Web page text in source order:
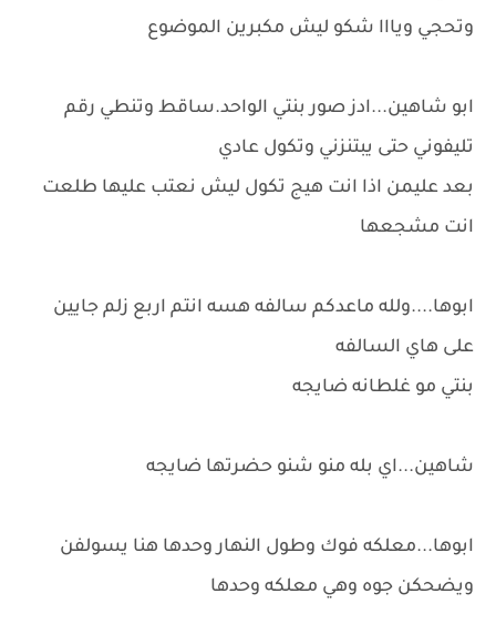
وتحجي ويااا شكو ليش مكبرين الموضوع
ابو شاهين...ادز صور بنتي الواحد.ساقط وتنطي رقم
تليفوني حتى يبتنزني وتكول عادي
بعد عليمن اذا انت هيج تكول ليش نعتب عليها طلعت
انت مشجعها
ابوها....ولله ماعدكم سالفه هسه انتم اربع زلم جايين
على هاي السالفه
بنتي مو غلطانه ضايجه
شاهين...اي بله منو شنو حضرتها ضايجه
ابوها...معلكه فوك وطول النهار وحدها هنا يسولفن
ويضحكن جوه وهي معلكه وحدها